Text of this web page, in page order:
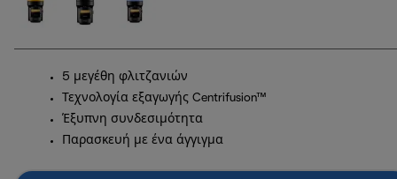
5 μεγέθη φλιτζανιών
Τεχνολογία εξαγωγής Centrifusion™
Έξυπνη συνδεσιμότητα
Παρασκευή με ένα άγγιγμα